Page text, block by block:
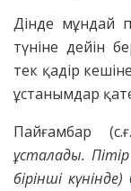
Дінде мұндай
түніне дейін
тек қадір
ұстанымдар
Пайғамбар
ұсталады.
бірінші